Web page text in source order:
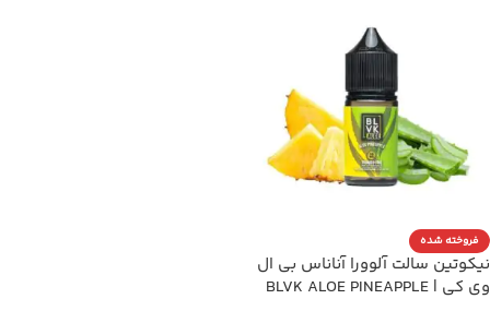
فروخته شده
نیکوتین سالت آلوورا آناناس بی ال
وی کی | BLVK ALOE PINEAPPLE